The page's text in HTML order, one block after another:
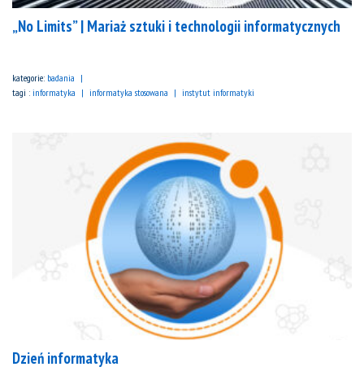
„No Limits” | Mariaż sztuki i technologii informatycznych
kategorie: badania
tagi : informatyka informatyka stosowana instytut informatyki
Dzień informatyka